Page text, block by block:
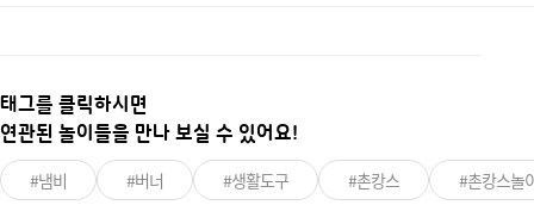
태그를 클릭하시면
연관된 놀이들을 만나 보실 수 있어요!
#냄비 #버너 #생활도구 #촌캉스 #촌캉스놀